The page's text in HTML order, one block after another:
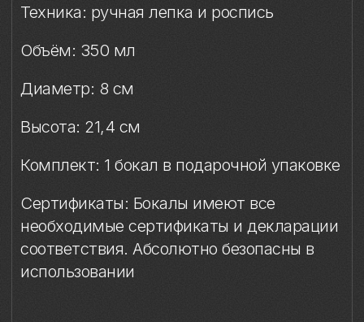
необходимые сертификаты и декларации
использовании
Упаковка
Мойка
Особый уход
Сертификация и безопасность
фарфоровому элементу
Упаковка
Подарочная упаковка входит